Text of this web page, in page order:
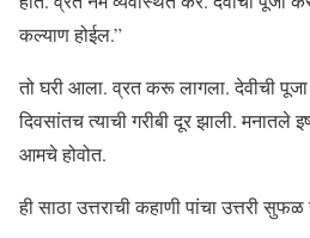
कल्याण होईल.”
तो घरी आला. व्रत करू लागला. देवीची
दिवसांतच त्याची गरीबी दूर झाली. मनातले
आमचे होवोत.
ही साठा उत्तराची कहाणी पांचा उत्तरी सुफळ